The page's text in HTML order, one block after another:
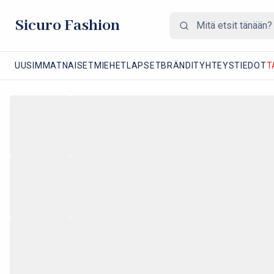
Sicuro Fashion
UUSIMMATNAISETMIEHETLAPSETBRÄNDITYHTEYSTIEDOT